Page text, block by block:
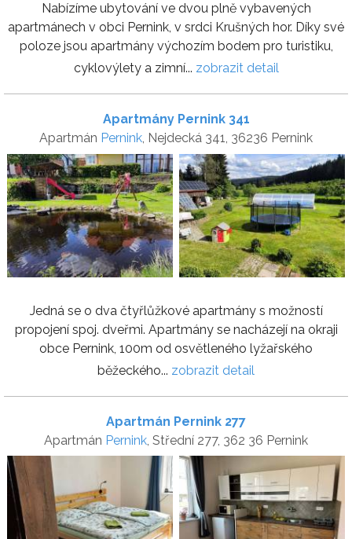
Nabízíme ubytování ve dvou plně vybavených
apartmánech v obci Pernink, v srdci Krušných hor. Díky své
poloze jsou apartmány výchozím bodem pro turistiku,
cyklovýlety a zimní... zobrazit detail
Apartmány Pernink 341
Apartmán Pernink, Nejdecká 341, 36236 Pernink
Jedná se o dva čtyřlůžkové apartmány s možností
propojení spoj. dveřmi. Apartmány se nacházejí na okraji
obce Pernink, 100m od osvětleného lyžařského
běžeckého... zobrazit detail
Apartmán Pernink 277
Apartmán Pernink , Střední 277, 362 36 Pernink